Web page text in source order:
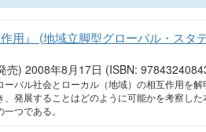
用』 (地域立脚型グローバル・スタ
売) 2008年8月17日 (ISBN:
バル社会とローカル（地域）の相互作用を
発展することはどのように可能かを考察し
つである。